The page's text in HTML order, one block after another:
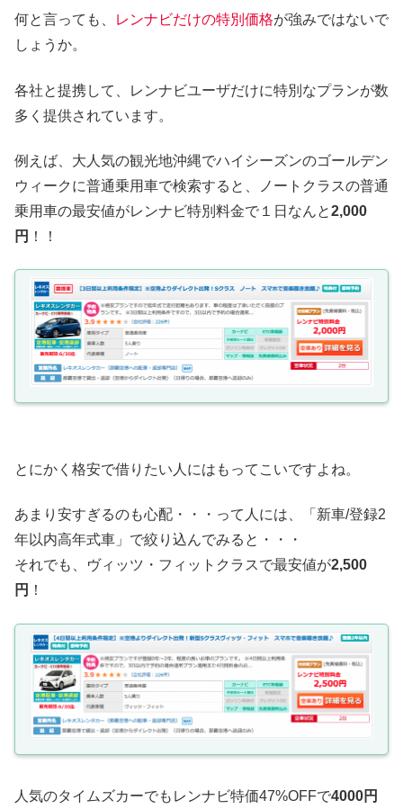
何と言っても、 レンナビだけの特別価格が強みではないで
しょうか。
各社と提携して、レンナビユーザだけに特別なプランが数
多く提供されています。
例えば、大人気の観光地沖縄でハイシーズンのゴールデン
ウィークに普通乗用車で検索すると、ノートクラスの普通
乗用車の最安値がレンナビ特別料金で１日なんと2,000
円 ！！
とにかく格安で借りたい人にはもってこいですよね。
あまり安すぎるのも心配・・・って人には、「新車/登録2
年以内高年式車」で絞り込んでみると・・・
それでも、ヴィッツ・フィットクラスで最安値が2,500
円 ！
人気のタイムズカーでもレンナビ特価47%OFFで4000円